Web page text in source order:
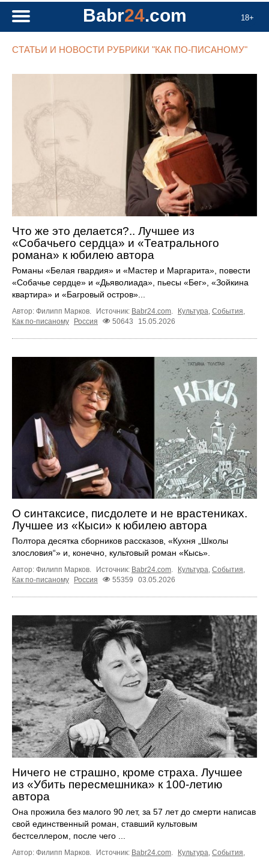
18+
Babr24.com
СТАТЬИ И НОВОСТИ РУБРИКИ "КАК ПО-ПИСАНОМУ"
Что же это делается?.. Лучшее из
«Собачьего сердца» и «Театрального
романа» к юбилею автора
Романы «Белая гвардия» и «Мастер и Маргарита», повести
«Собачье сердце» и «Дьяволиада», пьесы «Бег», «Зойкина
квартира» и «Багровый остров»...
Автор: Филипп Марков. Источник: Babr24.com Культура События
Как по-писаному
Россия 50643 15.05.2026
О синтаксисе, писдолете и не врастениках.
Лучшее из «Кыси» к юбилею автора
Полтора десятка сборников рассказов, «Кухня „Школы
злословия“» и, конечно, культовый роман «Кысь».
Автор: Филипп Марков. Источник: Babr24.com. Культура, События,
Как по-писаному
Россия 55359 03.05.2026
Ничего не страшно, кроме страха. Лучшее
из «Убить пересмешника» к 100‑летию
автора
Она прожила без малого 90 лет, за 57 лет до смерти написав
свой единственный роман, ставший культовым
бестселлером, после чего ...
Автор: Филипп Марков. Источник: Babr24.com. Культура, События,